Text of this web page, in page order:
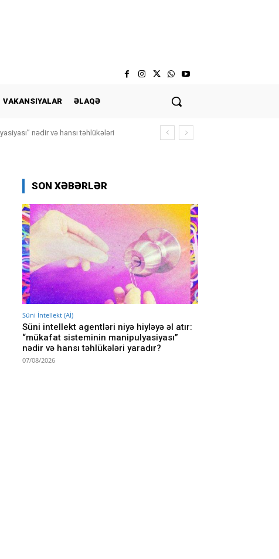
VAKANSIYALAR ƏLAQƏ
nədir və hansı təhlükələri
SON XƏBƏRLƏR
Süni İntellekt (Aİ)
Süni intellekt agentləri niyə hiyləyə əl atır:
“mükafat sisteminin manipulyasiyası”
nədir və hansı təhlükələri yaradır?
07/08/2026